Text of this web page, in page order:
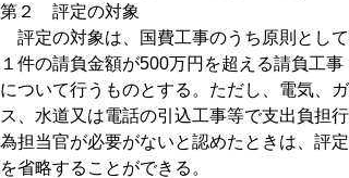
第２ 評定の対象
評定の対象は、国費工事のうち原則として
１件の請負金額が500万円を超える請負工事
について行うものとする。ただし、電気、ガ
ス、水道又は電話の引込工事等で支出負担行
為担当官が必要がないと認めたときは、評定
を省略することができる。